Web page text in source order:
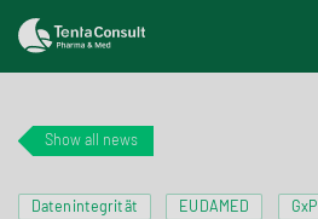
Show all news
Datenintegrität EUDAMED GxP